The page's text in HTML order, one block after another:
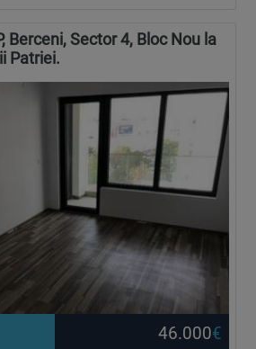
Berceni, Sector 4, Bloc Nou la
Patriei.
46.000€